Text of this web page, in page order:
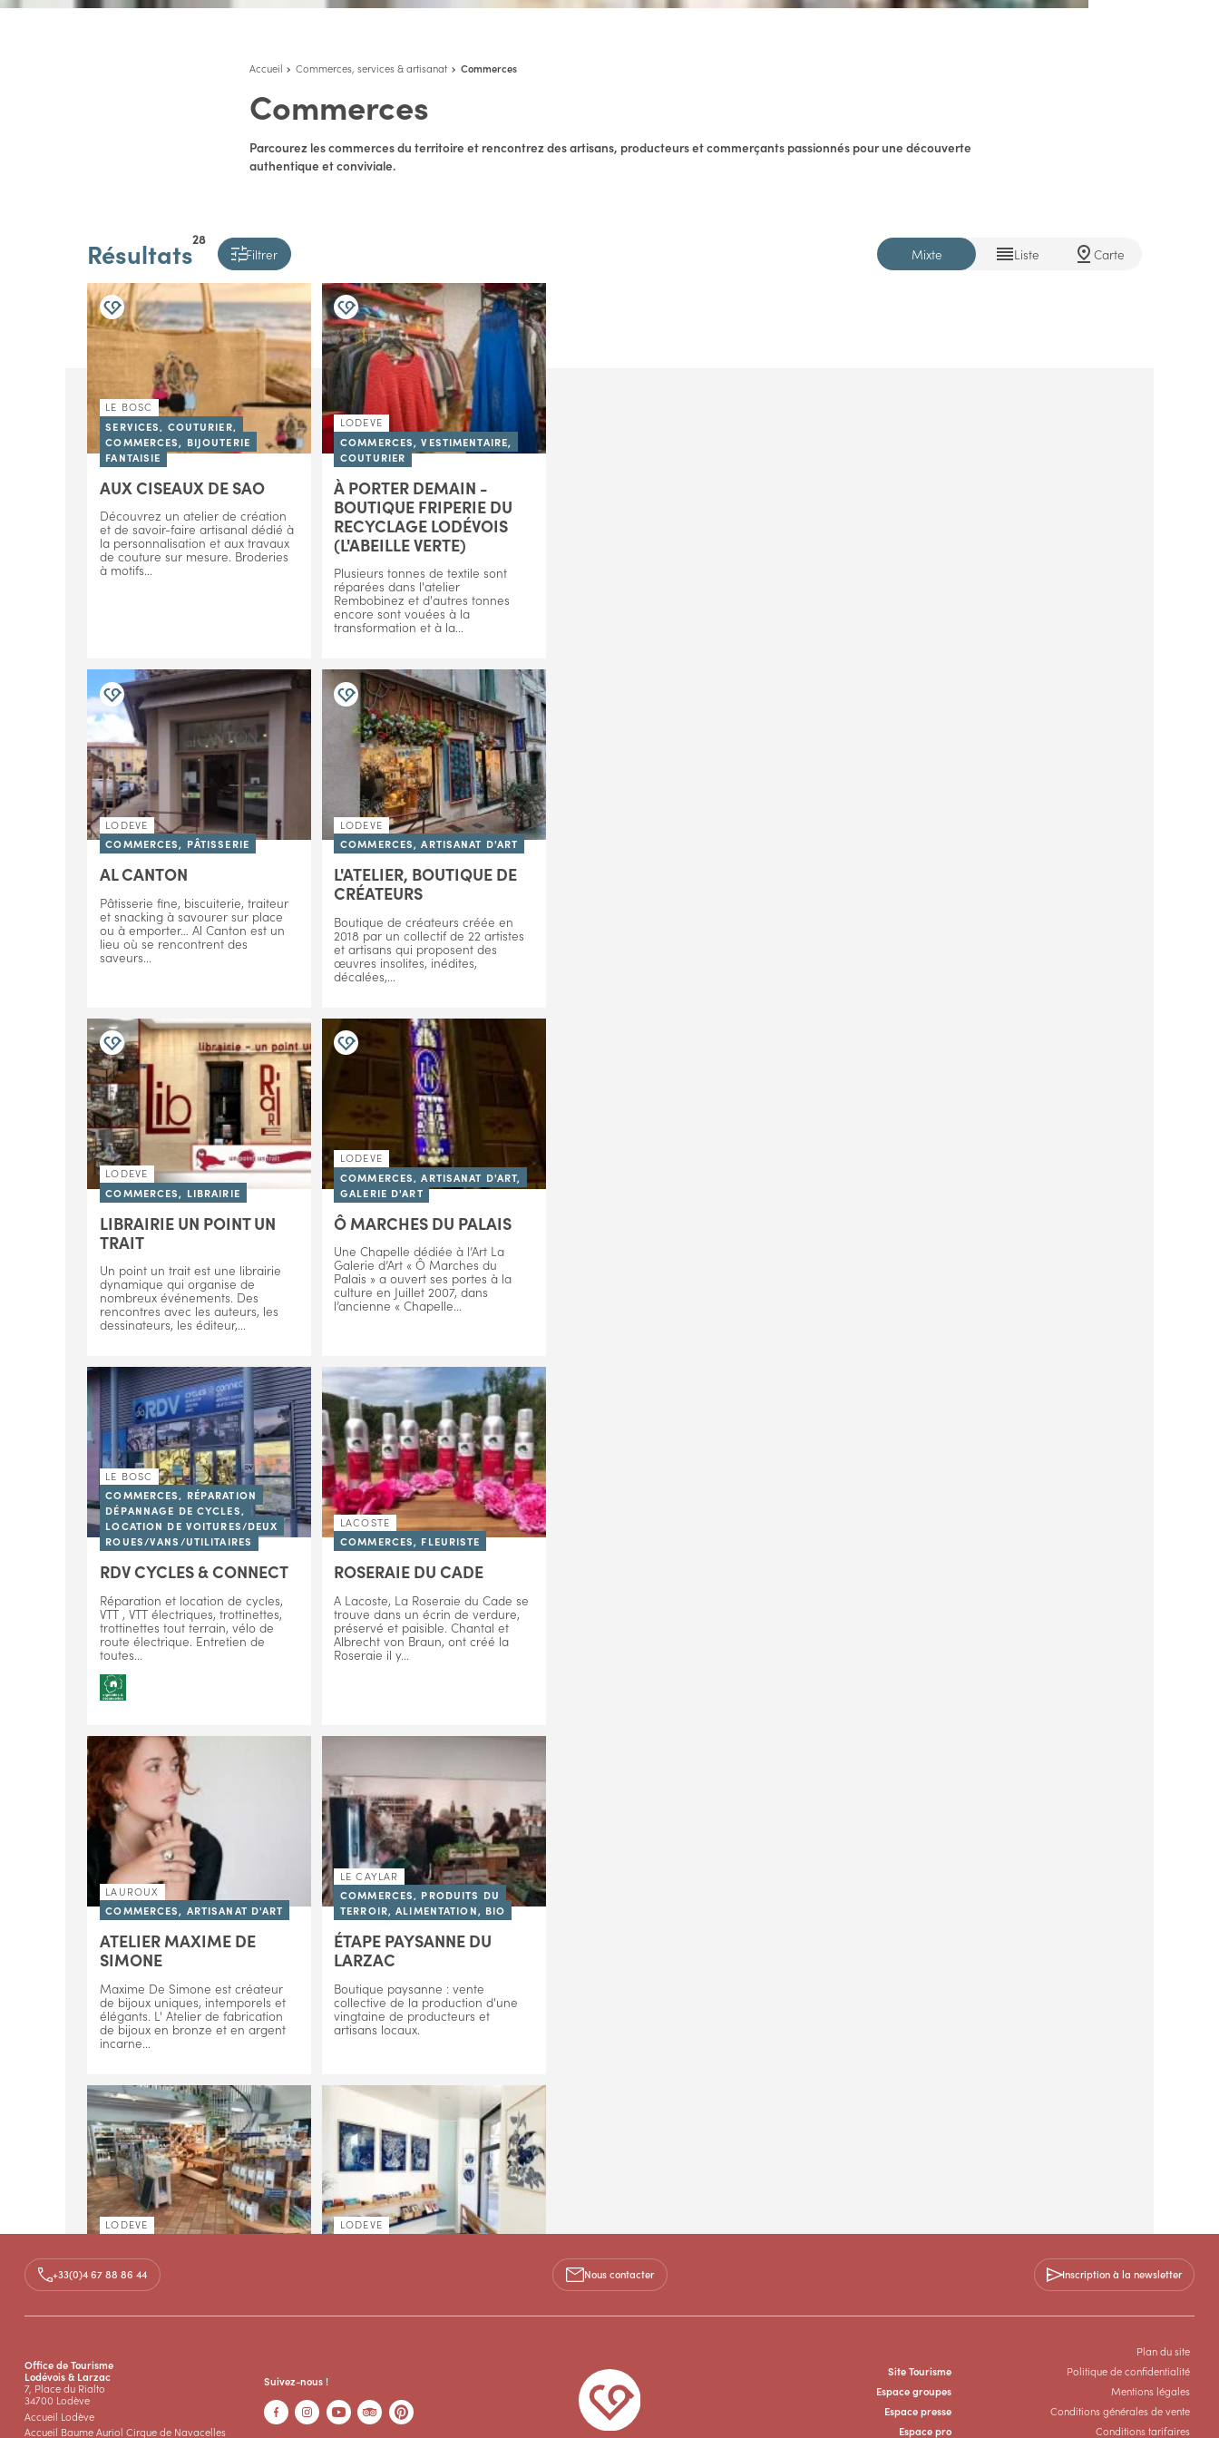
Accueil Commerces, services & artisanat Commerces
Commerces
Parcourez les commerces du territoire et rencontrez des artisans, producteurs et commerçants passionnés pour une découverte
authentique et conviviale.
28
Résultats Filtrer Mixte Liste Carte
LE BOSC
SERVICES, COUTURIER,
COMMERCES, BIJOUTERIE
FANTAISIE
AUX CISEAUX DE SAO
Découvrez un atelier de création
et de savoir-faire artisanal dédié à
la personnalisation et aux travaux
de couture sur mesure. Broderies
à motifs...
LODEVE
COMMERCES, VESTIMENTAIRE,
COUTURIER
À PORTER DEMAIN -
BOUTIQUE FRIPERIE DU
RECYCLAGE LODÉVOIS
(L'ABEILLE VERTE)
Plusieurs tonnes de textile sont
réparées dans l'atelier
Rembobinez et d'autres tonnes
encore sont vouées à la
transformation et à la...
LODEVE
COMMERCES, PÂTISSERIE
AL CANTON
Pâtisserie fine, biscuiterie, traiteur
et snacking à savourer sur place
ou à emporter… Al Canton est un
lieu où se rencontrent des
saveurs...
LODEVE
COMMERCES, ARTISANAT D'ART
L'ATELIER, BOUTIQUE DE
CRÉATEURS
Boutique de créateurs créée en
2018 par un collectif de 22 artistes
et artisans qui proposent des
œuvres insolites, inédites,
décalées,...
LODEVE
COMMERCES, LIBRAIRIE
LIBRAIRIE UN POINT UN
TRAIT
Un point un trait est une librairie
dynamique qui organise de
nombreux événements. Des
rencontres avec les auteurs, les
dessinateurs, les éditeur,...
LODEVE
COMMERCES, ARTISANAT D'ART,
GALERIE D'ART
Ô MARCHES DU PALAIS
Une Chapelle dédiée à l’Art La
Galerie d’Art « Ô Marches du
Palais » a ouvert ses portes à la
culture en Juillet 2007, dans
l’ancienne « Chapelle...
LE BOSC
COMMERCES, RÉPARATION
DÉPANNAGE DE CYCLES,
LOCATION DE VOITURES/DEUX
ROUES/VANS/UTILITAIRES
RDV CYCLES & CONNECT
Réparation et location de cycles,
VTT , VTT électriques, trottinettes,
trottinettes tout terrain, vélo de
route électrique. Entretien de
toutes...
LACOSTE
COMMERCES, FLEURISTE
ROSERAIE DU CADE
A Lacoste, La Roseraie du Cade se
trouve dans un écrin de verdure,
préservé et paisible. Chantal et
Albrecht von Braun, ont créé la
Roseraie il y...
LAUROUX
COMMERCES, ARTISANAT D'ART
ATELIER MAXIME DE
SIMONE
Maxime De Simone est créateur
de bijoux uniques, intemporels et
élégants. L' Atelier de fabrication
de bijoux en bronze et en argent
incarne...
LE CAYLAR
COMMERCES, PRODUITS DU
TERROIR, ALIMENTATION, BIO
ÉTAPE PAYSANNE DU
LARZAC
Boutique paysanne : vente
collective de la production d'une
vingtaine de producteurs et
artisans locaux.
LODEVE
TERROIR, ALIMENTATION
À TRAVERS CHAMPS
Boutique de produits paysans
fromages,...
LODEVE
L'Atelier Muska est un Atelier-
+33(0)4 67 88 86 44 Nous contacter Inscription à la newsletter
Office de Tourisme
Lodévois & Larzac
7, Place du Rialto
34700 Lodève
Accueil Lodève
Accueil Baume Auriol Cirque de Navacelles
Suivez-nous !
Site Tourisme
Espace groupes
Espace presse
Espace pro
Plan du site
Politique de confidentialité
Mentions légales
Conditions générales de vente
Conditions tarifaires